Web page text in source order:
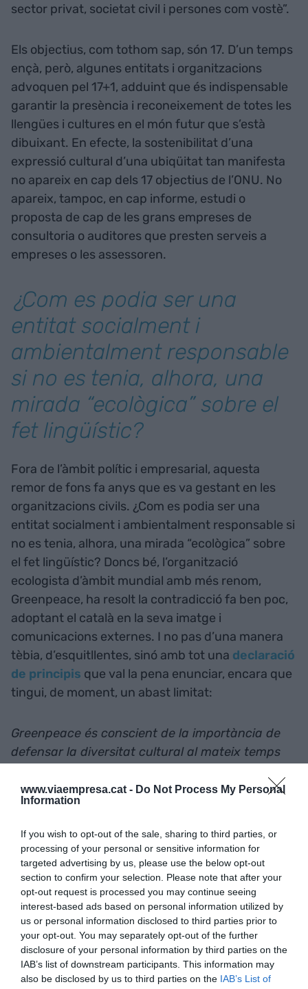
www.viaempresa.cat - Do Not Process My Personal
Information
If you wish to opt-out of the sale, sharing to third parties, or
processing of your personal or sensitive information for
targeted advertising by us, please use the below opt-out
section to confirm your selection. Please note that after your
opt-out request is processed you may continue seeing
interest-based ads based on personal information utilized by
us or personal information disclosed to third parties prior to
your opt-out. You may separately opt-out of the further
disclosure of your personal information by third parties on the
IAB’s list of downstream participants. This information may
also be disclosed by us to third parties on the IAB’s List of
sector privat, societat civil i persones com vostè”.
Els objectius, com tothom sap, són 17. D’un temps
ençà, però, algunes entitats i organitzacions
advoquen pel 17+1, adduint que és indispensable
garantir la presència i reconeixement de totes les
llengües i cultures en el món futur que s’està
dibuixant. En efecte, la sostenibilitat d’una
expressió cultural d’una ubiqüitat tan manifesta
no apareix en cap dels 17 objectius de l’ONU. No
apareix, tampoc, en cap informe, estudi o
proposta de cap de les grans empreses de
consultoria o auditores que presten serveis a
empreses o les assessoren.
¿Com es podia ser una
entitat socialment i
ambientalment responsable
si no es tenia, alhora, una
mirada “ecològica” sobre el
fet lingüístic?
Fora de l’àmbit polític i empresarial, aquesta
remor de fons fa anys que es va gestant en les
organitzacions civils. ¿Com es podia ser una
entitat socialment i ambientalment responsable si
no es tenia, alhora, una mirada “ecològica” sobre
el fet lingüístic? Doncs bé, l’organització
ecologista d’àmbit mundial amb més renom,
Greenpeace, ha resolt la contradicció fa ben poc,
adoptant el català en la seva imatge i
comunicacions externes. I no pas d’una manera
tèbia, d’esquitllentes, sinó amb tot una declaració
de principis que val la pena enunciar, encara que
tingui, de moment, un abast limitat:
Greenpeace és conscient de la importància de
defensar la diversitat cultural al mateix temps
aprofitant el llançament de la nova web, hem fet
un esforç per fer que les persones que visiten el
principals en quatre idiomes: castellano, català,
galego i euskera. [...] Creiem que aquestes
pràctiques d’una organització de caràcter
internacional combinen la possibilitat que tots
els socis accedeixin a la informació de
Greenpeace en un idioma que coneguin bé, i al
mateix temps col·laboren amb la riquesa
lingüística de cada una de les comunitats